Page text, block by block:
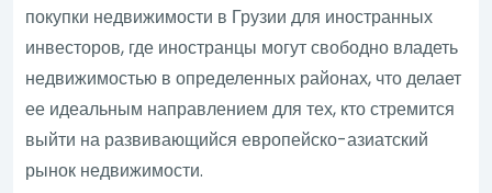
покупки недвижимости в Грузии для иностранных
инвесторов, где иностранцы могут свободно владеть
недвижимостью в определенных районах, что делает
ее идеальным направлением для тех, кто стремится
выйти на развивающийся европейско-азиатский
рынок недвижимости.